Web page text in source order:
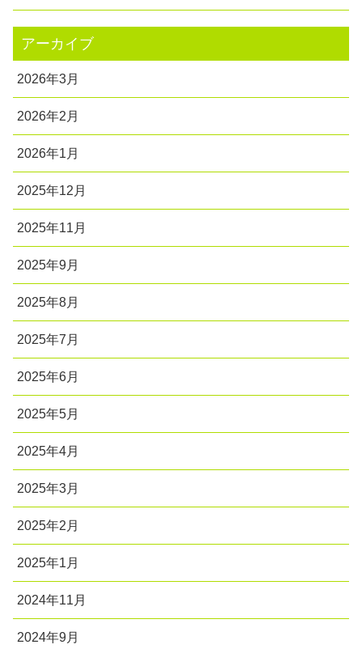
アーカイブ
2026年3月
2026年2月
2026年1月
2025年12月
2025年11月
2025年9月
2025年8月
2025年7月
2025年6月
2025年5月
2025年4月
2025年3月
2025年2月
2025年1月
2024年11月
2024年9月